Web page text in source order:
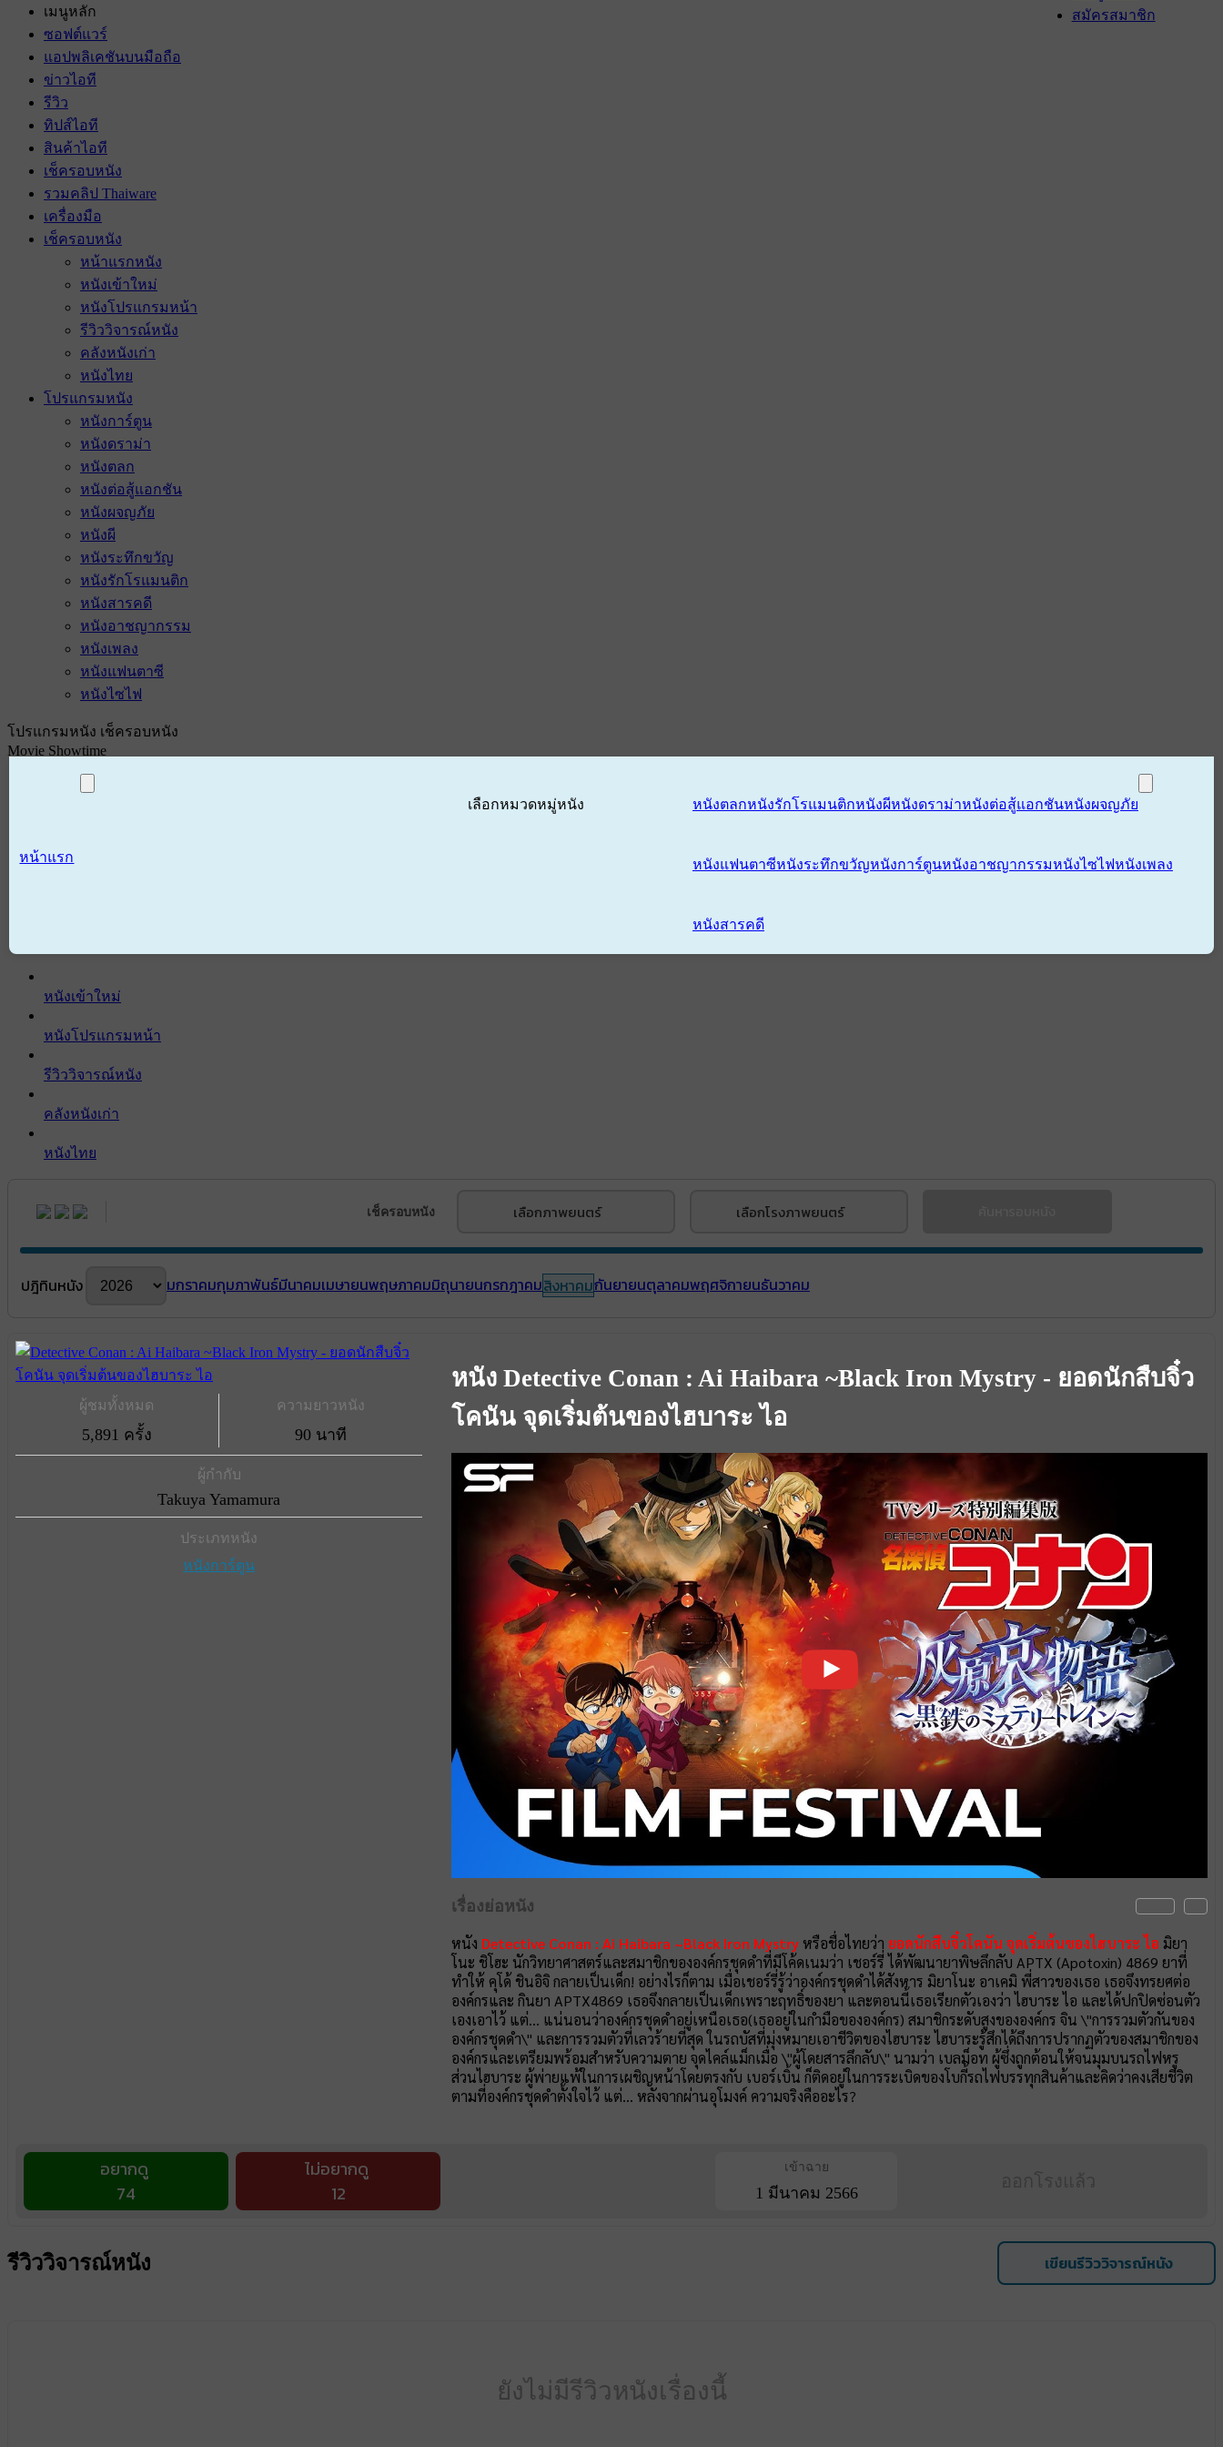
สมัครสมาชิก
เมนูหลัก
ซอฟต์แวร์
แอปพลิเคชันบนมือถือ
ข่าวไอที
รีวิว
ทิปส์ไอที
สินค้าไอที
เช็ครอบหนัง
รวมคลิป Thaiware
เครื่องมือ
เช็ครอบหนัง
หน้าแรกหนัง
หนังเข้าใหม่
หนังโปรแกรมหน้า
รีวิววิจารณ์หนัง
คลังหนังเก่า
หนังไทย
โปรแกรมหนัง
หนังการ์ตูน
หนังดราม่า
หนังตลก
หนังต่อสู้แอกชัน
หนังผจญภัย
หนังผี
หนังระทึกขวัญ
หนังรักโรแมนติก
หนังสารคดี
หนังอาชญากรรม
หนังเพลง
หนังแฟนตาซี
หนังไซไฟ
โปรแกรมหนัง เช็ครอบหนัง
Movie Showtime
หน้าแรก
เลือกหมวดหมู่หนัง หนังตลกหนังรักโรแมนติกหนังผีหนังดราม่าหนังต่อสู้แอกชันหนังผจญภัย
หนังแฟนตาซีหนังระทึกขวัญหนังการ์ตูนหนังอาชญากรรมหนังไซไฟหนังเพลง
หนังสารคดี
หนังเข้าใหม่
หนังโปรแกรมหน้า
รีวิววิจารณ์หนัง
คลังหนังเก่า
หนังไทย
เช็ครอบหนัง เลือกภาพยนตร์ เลือกโรงภาพยนตร์
ปฎิทินหนัง มกราคมกุมภาพันธ์มีนาคมเมษายนพฤษภาคมมิถุนายนกรกฎาคมสิงหาคมกันยายนตุลาคมพฤศจิกายนธันวาคม
ผู้ชมทั้งหมด
5,891 ครั้ง
ความยาวหนัง
90 นาที
ผู้กำกับ
Takuya Yamamura
ประเภทหนัง
หนังการ์ตูน
หนัง Detective Conan : Ai Haibara ~Black Iron Mystry - ยอดนักสืบจิ๋ว
โคนัน จุดเริ่มต้นของไฮบาระ ไอ
เรื่องย่อหนัง
หนัง Detective Conan : Ai Haibara ~Black Iron Mystry หรือชื่อไทยว่า ยอดนักสืบจิ๋วโคนัน จุดเริ่มต้นของไฮบาระ ไอ มิยา
โนะ ชิโฮะ นักวิทยาศาสตร์และสมาชิกขององค์กรชุดดำที่มีโค้ดเนมว่า เชอร์รี่ ได้พัฒนายาพิษลึกลับ APTX (Apotoxin) 4869 ยาที่
ทำให้ คุโด้ ชินอิจิ กลายเป็นเด็ก! อย่างไรก็ตาม เมื่อเชอร์รี่รู้ว่าองค์กรชุดดำได้สังหาร มิยาโนะ อาเคมิ พี่สาวของเธอ เธอจึงทรยศต่อ
องค์กรและ กินยา APTX4869 เธอจึงกลายเป็นเด็กเพราะฤทธิ์ของยา และตอนนี้เธอเรียกตัวเองว่า ไฮบาระ ไอ และได้ปกปิดซ่อนตัว
เองเอาไว้ แต่... แน่นอนว่าองค์กรชุดดำอยู่เหนือเธอ(เธออยู่ในกำมือขององค์กร) สมาชิกระดับสูงขององค์กร จิน \"การรวมตัวกันของ
องค์กรชุดดำ\" และการรวมตัวที่เลวร้ายที่สุด ในรถบัสที่มุ่งหมายเอาชีวิตของไฮบาระ ไฮบาระรู้สึกได้ถึงการปรากฏตัวของสมาชิกของ
องค์กรและเตรียมพร้อมสำหรับความตาย จุดไคล์แม็กเมื่อ \"ผู้โดยสารลึกลับ\" นามว่า เบลม็อท ผู้ซึ่งถูกต้อนให้จนมุมบนรถไฟหรู
ส่วนไฮบาระ ผู้พ่ายแพ้ในการเผชิญหน้าโดยตรงกับ เบอร์เบิ้น ก็ติดอยู่ในการระเบิดของโบกี้รถไฟบรรทุกสินค้าและคิดว่าคงเสียชีวิต
ตามที่องค์กรชุดดำตั้งใจไว้ แต่... หลังจากผ่านอุโมงค์ ความจริงคืออะไร?
อยากดู
74
ไม่อยากดู
12
เข้าฉาย
1 มีนาคม 2566
รีวิววิจารณ์หนัง เขียนรีวิววิจารณ์หนัง
ยังไม่มีรีวิวหนังเรื่องนี้